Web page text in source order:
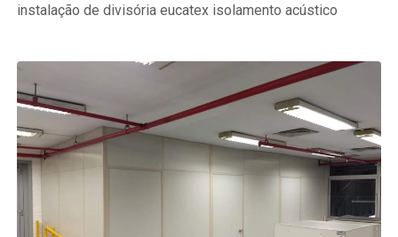
instalação de divisória eucatex isolamento acústico